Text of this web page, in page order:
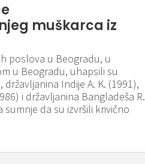
muškarca iz
poslova u Beogradu, u
u Beogradu, uhapsili su
Indije A. K. (1991),
i državljanina Bangladeša R.
sumnje da su izvršili krivično